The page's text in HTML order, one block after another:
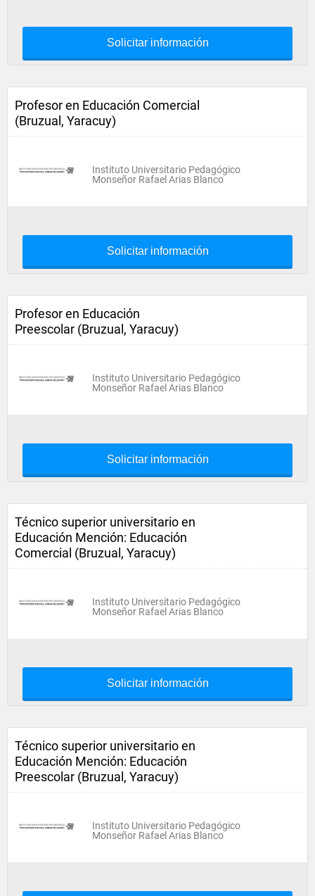
Solicitar información
Profesor en Educación Comercial
(Bruzual, Yaracuy)
Instituto Universitario Pedagógico
Monseñor Rafael Arias Blanco
Solicitar información
Profesor en Educación
Preescolar (Bruzual, Yaracuy)
Instituto Universitario Pedagógico
Monseñor Rafael Arias Blanco
Solicitar información
Técnico superior universitario en
Educación Mención: Educación
Comercial (Bruzual, Yaracuy)
Instituto Universitario Pedagógico
Monseñor Rafael Arias Blanco
Solicitar información
Técnico superior universitario en
Educación Mención: Educación
Preescolar (Bruzual, Yaracuy)
Instituto Universitario Pedagógico
Monseñor Rafael Arias Blanco